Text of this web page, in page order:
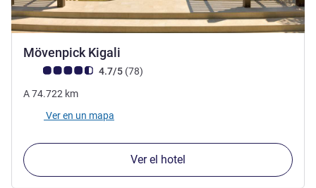
Mövenpick Kigali
Nota de clientes de Avis (Clasificación de ALL)
4.7/5 (78opiniones
)
A74.722 km
Ver en un mapa
Ver el hotel